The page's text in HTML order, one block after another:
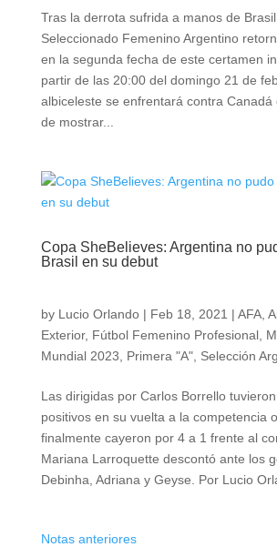
Tras la derrota sufrida a manos de
Seleccionado Femenino Argentino
en la segunda fecha de este certamen
partir de las 20:00 del domingo 21 de
albiceleste se enfrentará contra Canadá
de mostrar...
Copa SheBelieves: Argentina no
Brasil en su debut
by Lucio Orlando| Feb 18, 2021 | AFA,
Exterior, Fútbol Femenino Profesional,
Mundial 2023
Primera "A", Selección
Las dirigidas por Carlos Borrello
positivos en su vuelta a la competencia
finalmente cayeron por 4 a 1 frente al
Mariana Larroquette descontó ante los
Debinha, Adriana y Geyse. Por Lucio
Notas anteriores